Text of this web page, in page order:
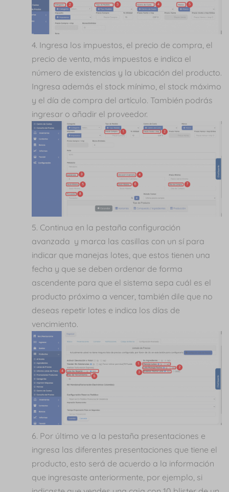
Ingresa los impuestos, el precio de compra, el
precio de venta, más impuestos e indica el
número de existencias y la ubicación del producto.
Ingresa además el stock mínimo, el stock máximo
y el día de compra del artículo. También podrás
ingresar o añadir el proveedor.
Continua en la pestaña configuración
avanzada y marca las casillas con un sí para
indicar que manejas lotes, que estos tienen una
fecha y que se deben ordenar de forma
ascendente para que el sistema sepa cuál es el
producto próximo a vencer, también dile que no
deseas repetir lotes e indica los días de
vencimiento.
Por último ve a la pestaña presentaciones e
ingresa las diferentes presentaciones que tiene el
producto, esto será de acuerdo a la información
que ingresaste anteriormente, por ejemplo, si